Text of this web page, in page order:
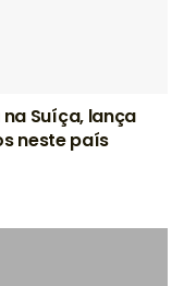
Suíça, lança
neste país